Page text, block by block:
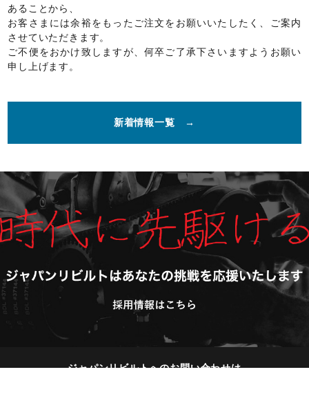
あることから、
お客さまには余裕をもったご注文をお願いいたしたく、ご案内
させていただきます。
ご不便をおかけ致しますが、何卒ご了承下さいますようお願い
申し上げます。
新着情報一覧
ジャパンリビルトへのお問い合わせは